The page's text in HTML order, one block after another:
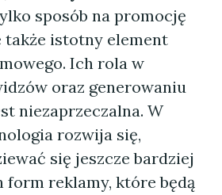
sposób na promocję
także istotny element
Ich rola w
oraz generowaniu
niezaprzeczalna. W
rozwija się,
się jeszcze bardziej
form reklamy, które będą